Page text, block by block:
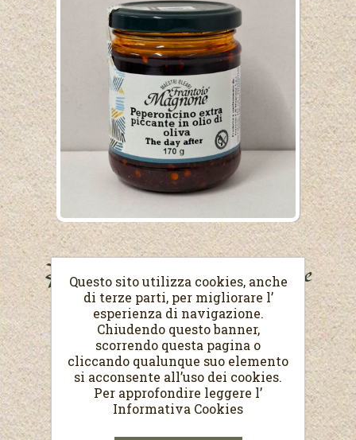
Peperoncino extrapiccante
Peso netto 170 g
€5,20
(Prezzo al Kg. €30,59)
Questo sito utilizza cookies, anche
di terze parti, per migliorare l’
esperienza di navigazione.
Chiudendo questo banner,
scorrendo questa pagina o
cliccando qualunque suo elemento
si acconsente all’uso dei cookies.
Per approfondire leggere l’
Informativa Cookies